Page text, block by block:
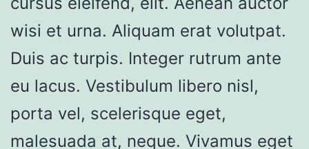
wisi et urna. Aliquam erat volutpat.
Duis ac turpis. Integer rutrum ante
eu lacus. Vestibulum libero nisl,
porta vel, scelerisque eget,
malesuada at, neque. Vivamus eget